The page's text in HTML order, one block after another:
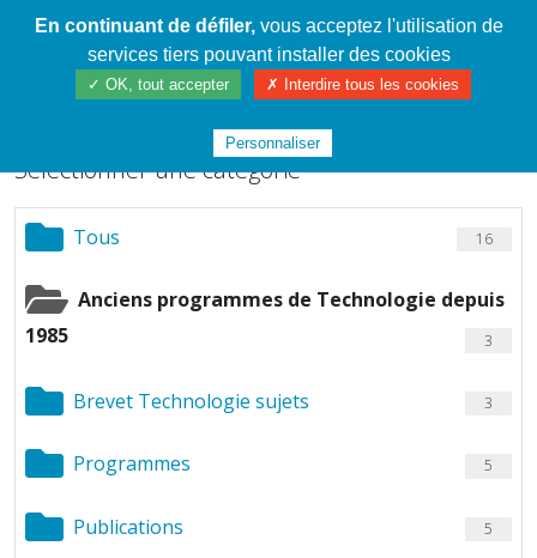
Cahier de textes patrickRICHARD
Chargement de fichiers
Sélectionner une catégorie
Tous 16
Anciens programmes de Technologie depuis
1985
3
Brevet Technologie sujets 3
Programmes 5
Publications 5
En continuant de défiler,vous acceptez l'utilisation de
services tiers pouvant installer des cookies
✓ OK, tout accepter ✗ Interdire tous les cookies
Personnaliser